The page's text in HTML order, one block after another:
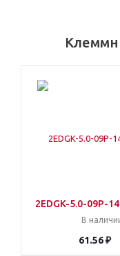
2EDGK-5.0-09P-
В
61.56 ₽